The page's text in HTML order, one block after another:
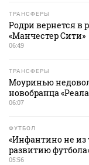
ТРАНСФЕРЫ
Родри вернется в
«Манчестер Сити»
06:49
ТРАНСФЕРЫ
Моуринью
новобранца
06:07
ФУТБОЛ
«Инфантино не из
развитию
05:56